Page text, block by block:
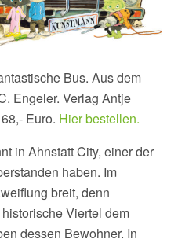
Bus. Aus dem
Engeler. Verlag Antje
Euro. Hier bestellen.
in Ahnstatt City, einer der
haben. Im
breit, denn
Viertel dem
dessen Bewohner. In